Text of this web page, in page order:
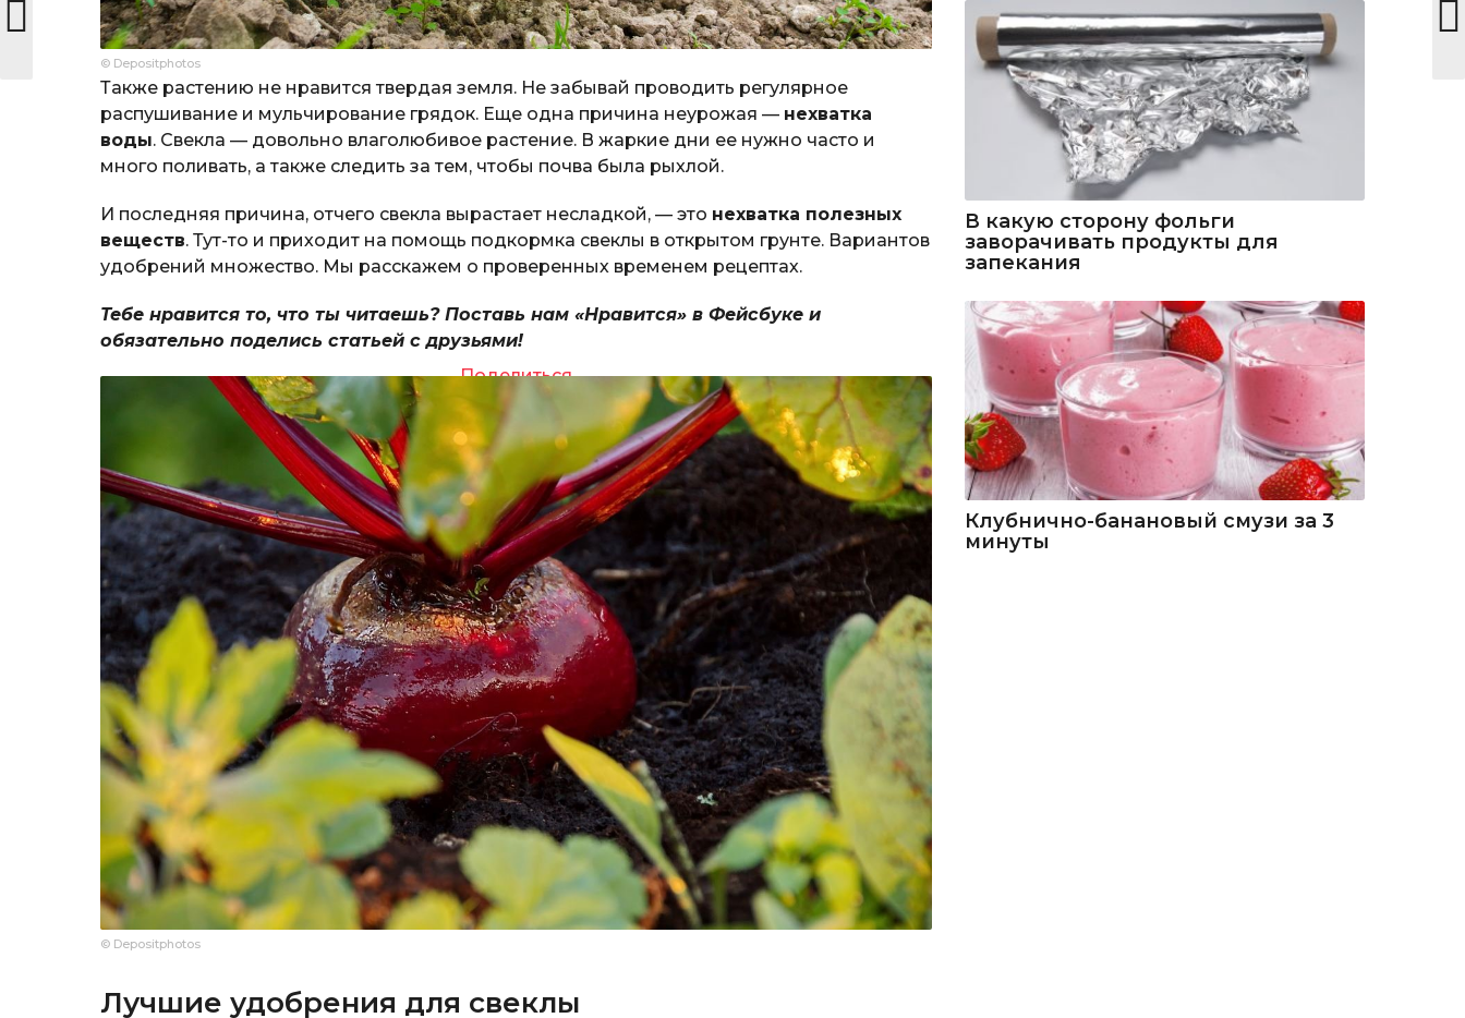
© Depositphotos
Также растению не нравится твердая земля. Не забывай проводить регулярное
распушивание и мульчирование грядок. Еще одна причина неурожая — нехватка
воды. Свекла — довольно влаголюбивое растение. В жаркие дни ее нужно часто и
много поливать, а также следить за тем, чтобы почва была рыхлой.
И последняя причина, отчего свекла вырастает несладкой, — это нехватка полезных
веществ. Тут-то и приходит на помощь подкормка свеклы в открытом грунте. Вариантов
удобрений множество. Мы расскажем о проверенных временем рецептах.
Тебе нравится то, что ты читаешь? Поставь нам «Нравится» в Фейсбуке и
обязательно поделись статьей с друзьями!
Поделиться
© Depositphotos
Лучшие удобрения для свеклы
В какую сторону фольги
заворачивать продукты для
запекания
Клубнично-банановый смузи за 3
минуты